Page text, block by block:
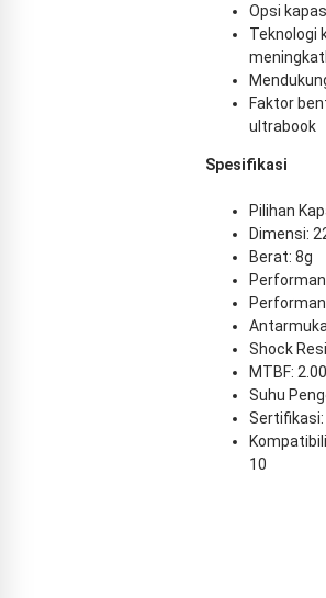
Opsi
Teknologi
Faktor
ultrabook
Spesifikasi
Pilihan
Dimensi:
Berat: 8g
Shock
MTBF:
Suhu
Sertifikasi:
10